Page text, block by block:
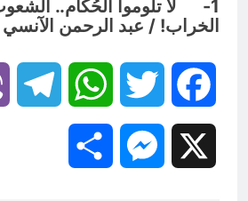
1- لا تلوموا الحُكّام..
الخراب! / عبد الرحمن
Facebook
Twitter
WhatsApp
Messenger